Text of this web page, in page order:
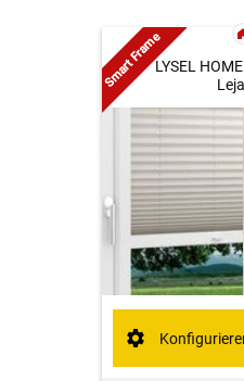
LYSEL
Smart Frame